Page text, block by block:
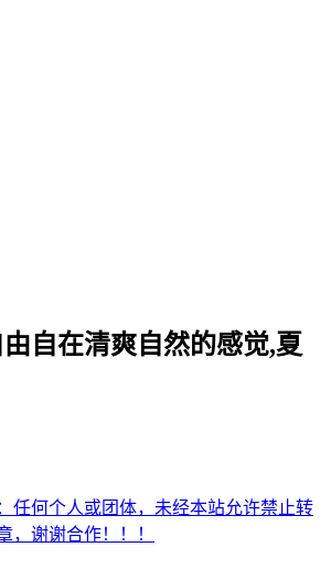
自在清爽自然的感觉,夏
任何个人或团体，未经本站允许禁止转
，谢谢合作！！！